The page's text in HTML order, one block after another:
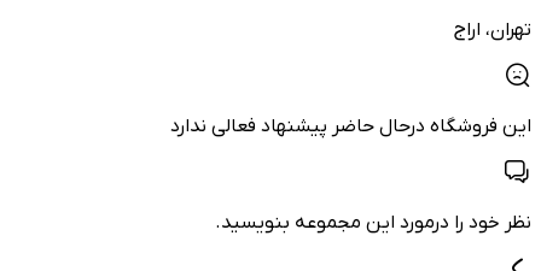
تهران، اراج
این فروشگاه درحال حاضر پیشنهاد فعالی ندارد
نظر خود را درمورد این مجموعه بنویسید.